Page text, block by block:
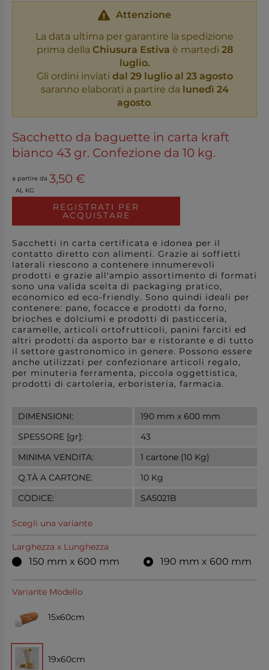
Attenzione
La data ultima per garantire la spedizione
prima della Chiusura Estiva è martedì 28
luglio.
Gli ordini inviati dal 29 luglio al 23 agosto
saranno elaborati a partire da lunedì 24
agosto.
Sacchetto da baguette in carta kraft
bianco 43 gr. Confezione da 10 kg.
a partire da 3,50 €
AL KG
REGISTRATI PER
ACQUISTARE
Sacchetti in carta certificata e idonea per il
contatto diretto con alimenti. Grazie ai soffietti
laterali riescono a contenere innumerevoli
prodotti e grazie all'ampio assortimento di formati
sono una valida scelta di packaging pratico,
economico ed eco-friendly. Sono quindi ideali per
contenere: pane, focacce e prodotti da forno,
brioches e dolciumi e prodotti di pasticceria,
caramelle, articoli ortofrutticoli, panini farciti ed
altri prodotti da asporto bar e ristorante e di tutto
il settore gastronomico in genere. Possono essere
anche utilizzati per confezionare articoli regalo,
per minuteria ferramenta, piccola oggettistica,
prodotti di cartoleria, erboristeria, farmacia.
DIMENSIONI:
190 mm x 600 mm
SPESSORE [gr]:
43
MINIMA VENDITA:
1 cartone (10 Kg)
Q.TÀ A CARTONE:
10 Kg
CODICE:
SA5021B
Scegli una variante
Larghezza x Lunghezza
150 mm x 600 mm 190 mm x 600 mm
Variante Modello
15x60cm
19x60cm